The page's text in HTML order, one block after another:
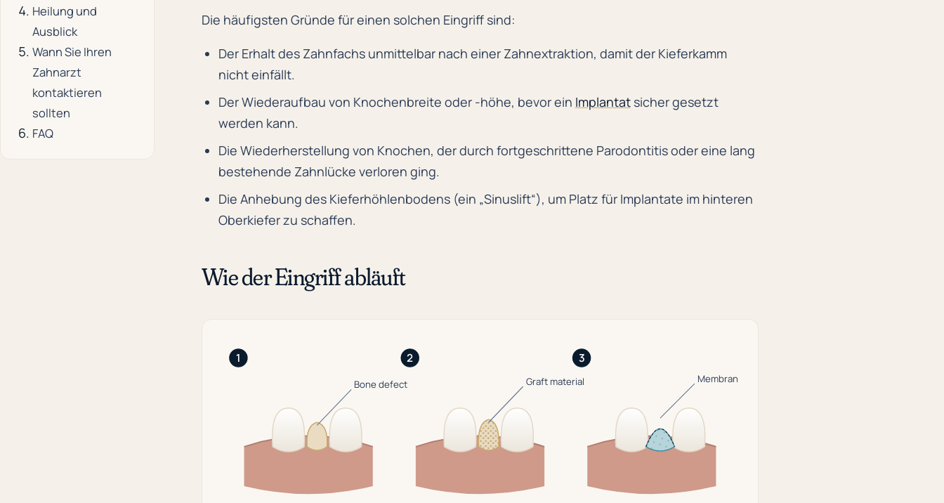
Heilung und
Ausblick
Wann Sie Ihren
Zahnarzt
kontaktieren
sollten
FAQ
Die häufigsten Gründe für einen solchen Eingriff sind:
Der Erhalt des Zahnfachs unmittelbar nach einer Zahnextraktion, damit der Kieferkamm
nicht einfällt.
Der Wiederaufbau von Knochenbreite oder -höhe, bevor ein Implantatsicher gesetzt
werden kann.
Die Wiederherstellung von Knochen, der durch fortgeschrittene Parodontitis oder eine lang
bestehende Zahnlücke verloren ging.
Die Anhebung des Kieferhöhlenbodens (ein „Sinuslift“), um Platz für Implantate im hinteren
Oberkiefer zu schaffen.
Wie der Eingriff abläuft
1
Bone defect
2
Graft material
3
Membrane